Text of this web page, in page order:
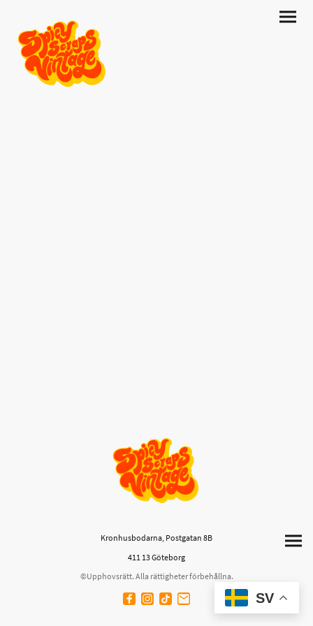
Kronhusbodarna, Postgatan 8B
411 13 Göteborg
©Upphovsrätt. Alla rättigheter förbehållna.
SV